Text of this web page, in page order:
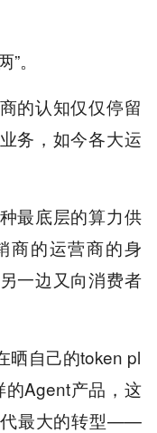
。
的认知仅仅停留
务，如今各大运
最底层的算力供
商的运营商的身
一边又向消费者
晒自己的token pl
的Agent产品，这
代最大的转型——